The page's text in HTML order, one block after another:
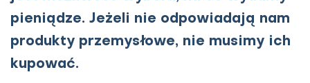
pieniądze. Jeżeli nie odpowiadają nam
produkty przemysłowe, nie musimy ich
kupować.